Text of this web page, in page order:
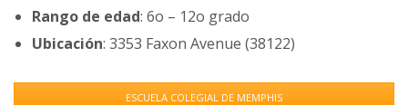
Rango de edad: 6o – 12o grado
Ubicación: 3353 Faxon Avenue (38122)
ESCUELA COLEGIAL DE MEMPHIS